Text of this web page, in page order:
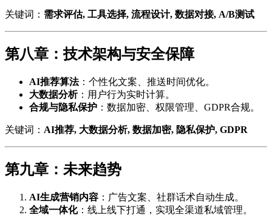
关键词： 需求评估, 工具选择, 流程设计, 数据对接, A/B测试
第八章：技术架构与安全保障
AI推荐算法：个性化文案、推送时间优化。
大数据分析：用户行为实时计算。
合规与隐私保护 ：数据加密、权限管理、GDPR合规。
关键词： AI推荐, 大数据分析, 数据加密, 隐私保护, GDPR
第九章：未来趋势
AI生成营销内容 ：广告文案、社群话术自动生成。
全域一体化：线上线下打通，实现全渠道私域管理。